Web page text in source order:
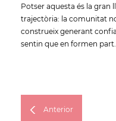
Potser aquesta és la gran
trajectòria: la comunitat
construeix generant
sentin que en formen part.
Anterior